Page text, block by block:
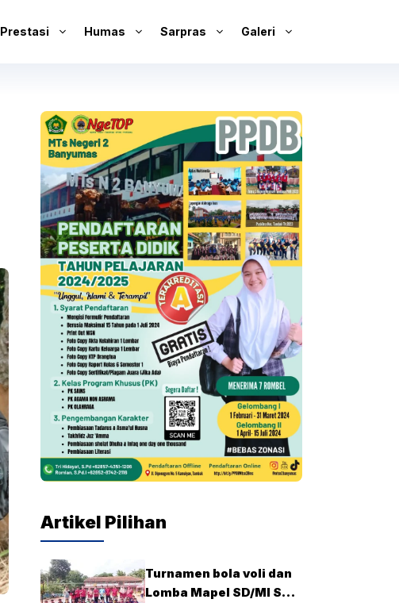
Prestasi Humas Sarpras Galeri
Artikel Pilihan
Turnamen bola voli dan
Lomba Mapel SD/MI Se-